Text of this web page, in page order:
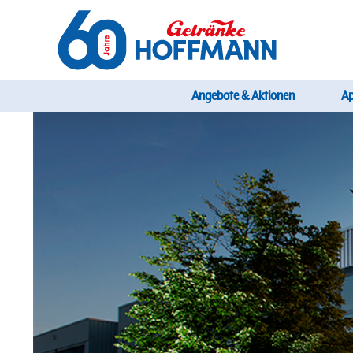
Startseite Getränke Hoffmann
Angebote & Aktionen